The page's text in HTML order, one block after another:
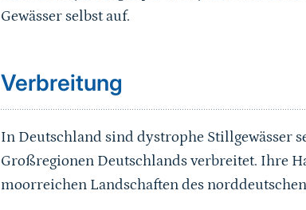
Gewässer selbst auf.
Sprungmarke
Verbreitung
In Deutschland sind dystrophe Stillgewässer
Großregionen Deutschlands verbreitet. Ihre
moorreichen Landschaften des
Sprungmarke